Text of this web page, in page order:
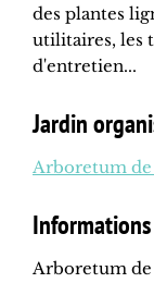
des plantes
utilitaires, les
d'entretien...
Jardin
Arboretum
Arboretum